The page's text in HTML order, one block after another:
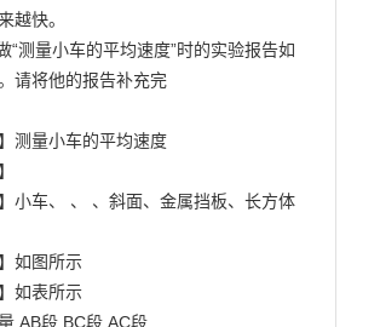
越快。
“测量小车的平均速度”时的实验报告如
请将他的报告补充完
测量小车的平均速度
】小车、 、 、斜面、金属挡板、长方体
如图所示
如表所示
AB段 BC段 AC段